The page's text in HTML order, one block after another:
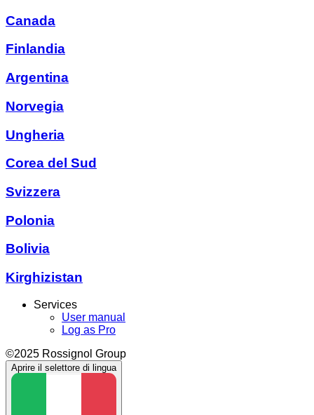
Canada
Finlandia
Argentina
Norvegia
Ungheria
Corea del Sud
Svizzera
Polonia
Bolivia
Kirghizistan
Services
User manual
Log as Pro
©2025 Rossignol Group
Aprire il selettore di lingua